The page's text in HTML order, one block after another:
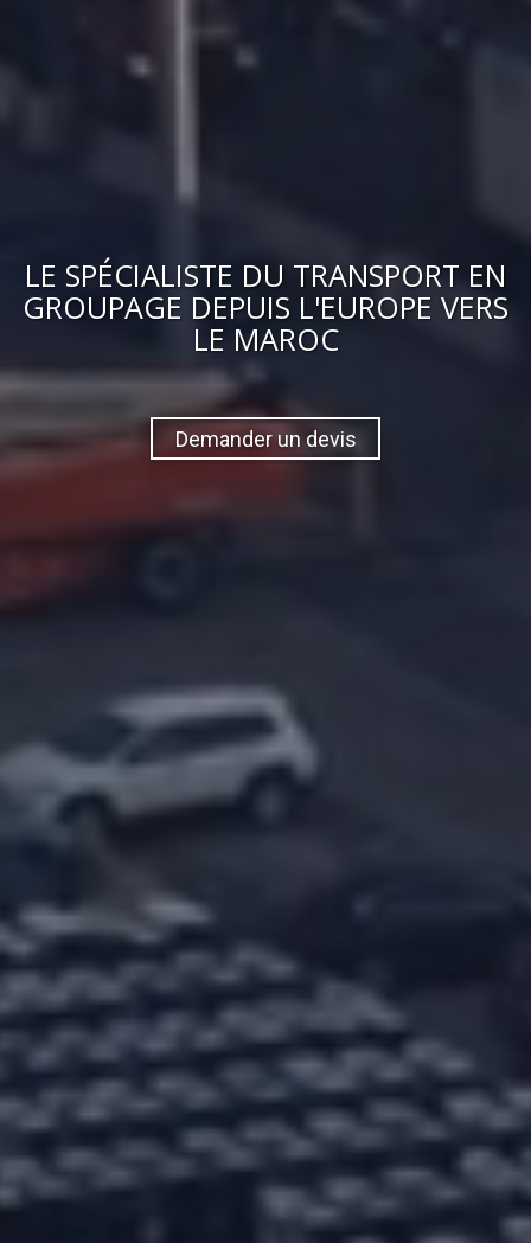
LE SPÉCIALISTE DU TRANSPORT EN
GROUPAGE DEPUIS L'EUROPE VERS
LE MAROC
Demander un devis